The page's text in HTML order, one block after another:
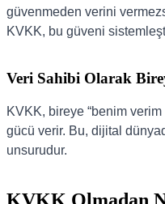
güvenmeden verini
KVKK, bu güveni
Veri Sahibi Olarak
KVKK, bireye “benim
gücü verir. Bu, dijital
unsurudur.